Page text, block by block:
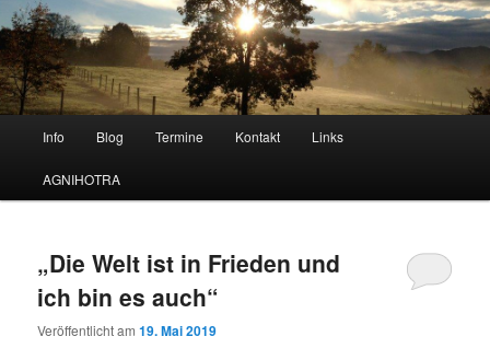
Info Blog Termine Kontakt Links
AGNIHOTRA
„Die Welt ist in Frieden und
ich bin es auch“
Veröffentlicht am19. Mai 2019